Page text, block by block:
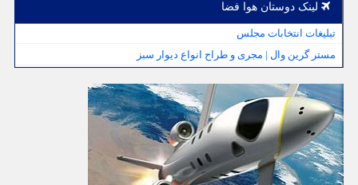
لینک دوستان هوا فضا
تبلیغات انتخابات مجلس
مستر گرین وال | مجری و طراح انواع دیوار سبز